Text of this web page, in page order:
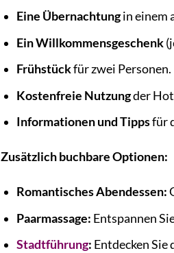
Eine Übernachtungin einem
Ein Willkommensgeschenk
Frühstückfür zwei Personen.
Kostenfreie Nutzungder
Informationen und Tippsfür
Zusätzlich buchbare Optionen:
Romantisches Abendessen:
Paarmassage: Entspannen
Stadtführung: Entdecken Sie